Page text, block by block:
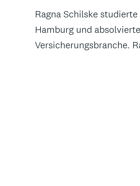
Ragna Schilske
Hamburg und
Versicherungsbranche.